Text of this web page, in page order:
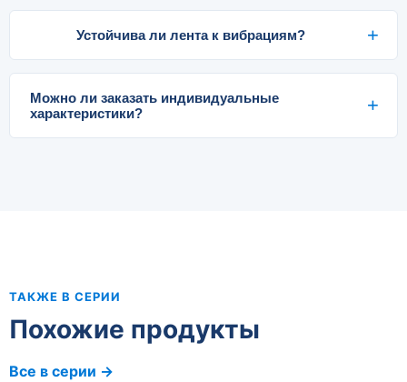
Устойчива ли лента к вибрациям?
Можно ли заказать индивидуальные
характеристики?
ТАКЖЕ В СЕРИИ
Похожие продукты
Все в серии →